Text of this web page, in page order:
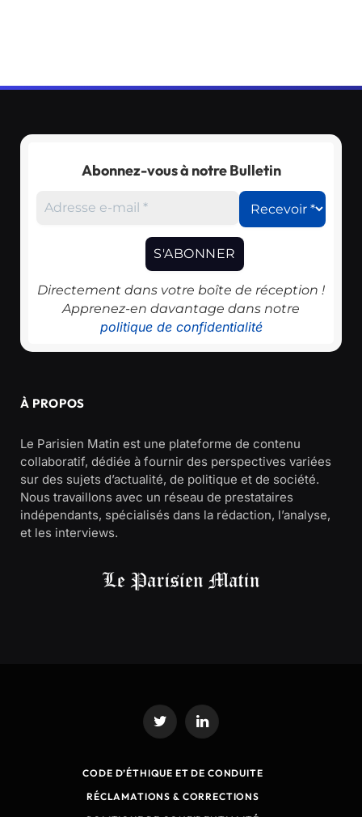
Abonnez-vous à notre Bulletin
Directement dans votre boîte de réception !
Apprenez-en davantage dans notre
politique de confidentialité
À PROPOS
Le Parisien Matin est une plateforme de contenu
collaboratif, dédiée à fournir des perspectives variées
sur des sujets d’actualité, de politique et de société.
Nous travaillons avec un réseau de prestataires
indépendants, spécialisés dans la rédaction, l’analyse,
et les interviews.
Twitter LinkedIn
CODE D’ÉTHIQUE ET DE CONDUITE
RÉCLAMATIONS & CORRECTIONS